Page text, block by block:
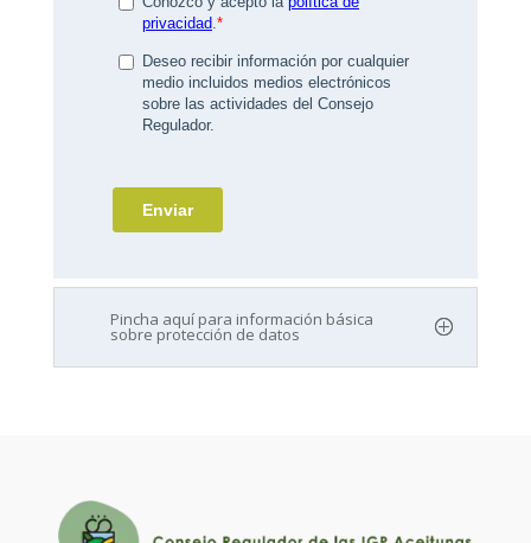
Pincha aquí para información básica
sobre protección de datos